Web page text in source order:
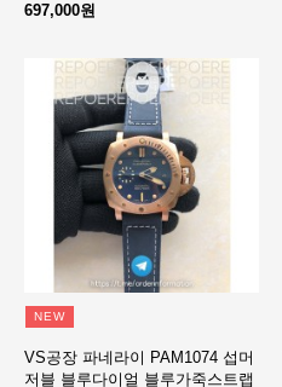
697,000원
NEW
VS공장 파네라이 PAM1074 섭머
저블 블루다이얼 블루가죽스트랩